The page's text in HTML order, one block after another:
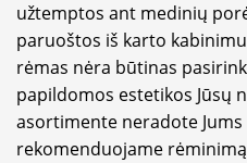
užtemptos ant medinių
paruoštos iš karto
rėmas nėra būtinas
papildomos estetikos Jūsų
asortimente neradote
rekomenduojame